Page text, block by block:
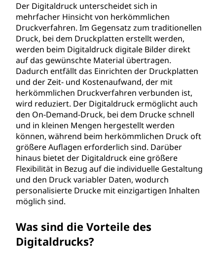
Der Digitaldruck unterscheidet sich in
mehrfacher Hinsicht von herkömmlichen
Druckverfahren. Im Gegensatz zum traditionellen
Druck, bei dem Druckplatten erstellt werden,
werden beim Digitaldruck digitale Bilder direkt
auf das gewünschte Material übertragen.
Dadurch entfällt das Einrichten der Druckplatten
und der Zeit- und Kostenaufwand, der mit
herkömmlichen Druckverfahren verbunden ist,
wird reduziert. Der Digitaldruck ermöglicht auch
den On-Demand-Druck, bei dem Drucke schnell
und in kleinen Mengen hergestellt werden
können, während beim herkömmlichen Druck oft
größere Auflagen erforderlich sind. Darüber
hinaus bietet der Digitaldruck eine größere
Flexibilität in Bezug auf die individuelle Gestaltung
und den Druck variabler Daten, wodurch
personalisierte Drucke mit einzigartigen Inhalten
möglich sind.
Was sind die Vorteile des
Digitaldrucks?